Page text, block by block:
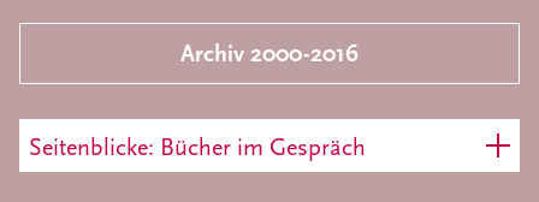
Archiv 2000-2016
Seitenblicke: Bücher im Gespräch